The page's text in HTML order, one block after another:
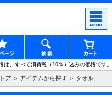
は、すべて消費税（10％）込みの価格です。
ア アイテムから探す タオル